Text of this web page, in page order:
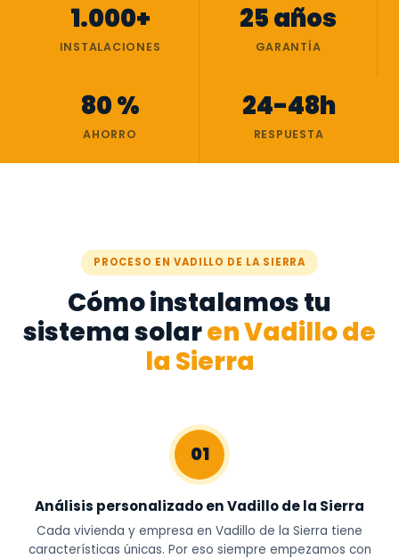
1.000+
INSTALACIONES
25 años
GARANTÍA
80 %
AHORRO
24-48h
RESPUESTA
PROCESO EN VADILLO DE LA SIERRA
Cómo instalamos tu
sistema solaren Vadillo de
la Sierra
01
Análisis personalizado en Vadillo de la Sierra
Cada vivienda y empresa en Vadillo de la Sierra tiene
características únicas. Por eso siempre empezamos con